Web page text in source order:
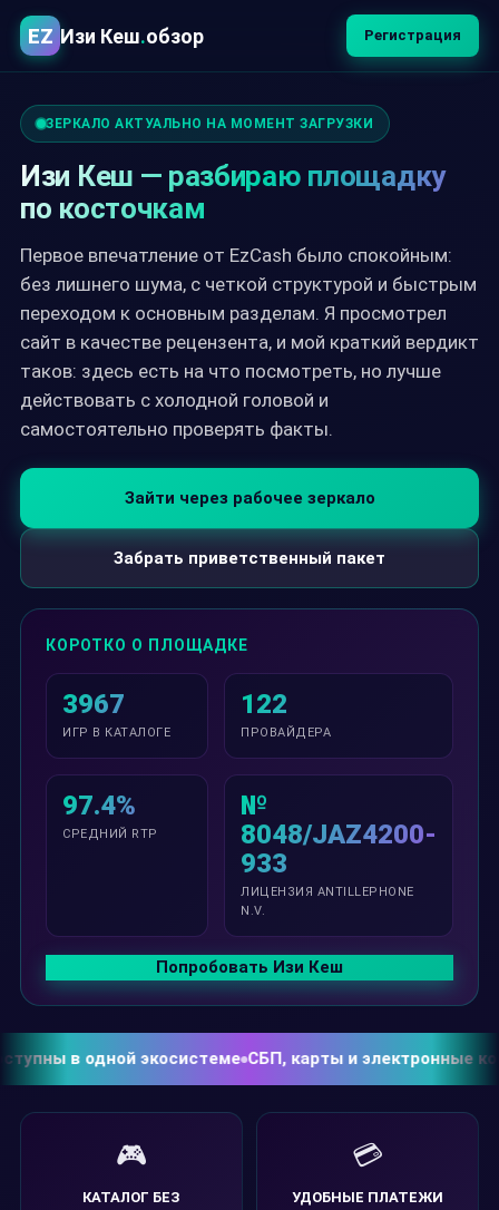
EZ Изи Кеш.обзор Регистрация
ЗЕРКАЛО АКТУАЛЬНО НА МОМЕНТ ЗАГРУЗКИ
Изи Кеш — разбираю площадку
по косточкам
Первое впечатление от EzCash было спокойным:
без лишнего шума, с четкой структурой и быстрым
переходом к основным разделам. Я просмотрел
сайт в качестве рецензента, и мой краткий вердикт
таков: здесь есть на что посмотреть, но лучше
действовать с холодной головой и
самостоятельно проверять факты.
Зайти через рабочее зеркало
Забрать приветственный пакет
КОРОТКО О ПЛОЩАДКЕ
3967
ИГР В КАТАЛОГЕ
122
ПРОВАЙДЕРА
97.4%
СРЕДНИЙ RTP
№
8048/JAZ4200-
933
ЛИЦЕНЗИЯ ANTILLEPHONE
N.V.
Попробовать Изи Кеш
в одной экосистеме СБП, карты и электронные
🎮
КАТАЛОГ БЕЗ
💳
УДОБНЫЕ ПЛАТЕЖИ